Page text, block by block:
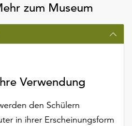
zum Museum
Verwendung
den Schülern
in ihrer Erscheinungsform